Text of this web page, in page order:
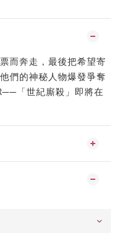
而奔走，最後把希望寄
們的神秘人物爆發爭奪
「世紀廝殺」即將在